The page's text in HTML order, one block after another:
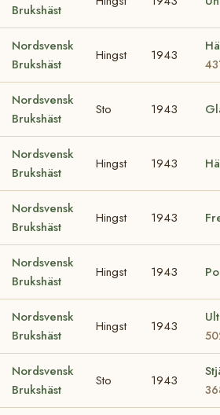
Brukshäst
Nordsvensk
Brukshäst
Hingst 1943
Nordsvensk
Brukshäst
Sto 1943
Nordsvensk
Brukshäst
Hingst 1943
Nordsvensk
Brukshäst
Hingst 1943
Nordsvensk
Brukshäst
Hingst 1943
Nordsvensk
Brukshäst
Hingst 1943
Nordsvensk
Brukshäst
Sto 1943